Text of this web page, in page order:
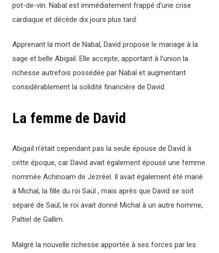
pot-de-vin. Nabal est immédiatement frappé d’une crise
cardiaque et décède dix jours plus tard.
Apprenant la mort de Nabal, David propose le mariage à la
sage et belle Abigail. Elle accepte, apportant à l’union la
richesse autrefois possédée par Nabal et augmentant
considérablement la solidité financière de David.
La femme de David
Abigaïl n’était cependant pas la seule épouse de David à
cette époque, car David avait également épousé une femme
nommée Achinoam de Jezréel. Il avait également été marié
à Michal, la fille du roi Saül , mais après que David se soit
séparé de Saül, le roi avait donné Michal à un autre homme,
Paltiel de Gallim.
Malgré la nouvelle richesse apportée à ses forces par les